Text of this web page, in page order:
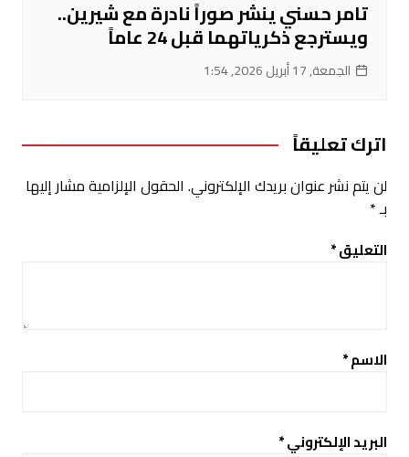
تامر حسني ينشر صوراً نادرة مع شيرين..
ويسترجع ذكرياتهما قبل 24 عاماً
الجمعة, 17 أبريل 2026, 1:54
اترك تعليقاً
لن يتم نشر عنوان بريدك الإلكتروني. الحقول الإلزامية مشار إليها
بـ*
التعليق*
الاسم*
البريد الإلكتروني*